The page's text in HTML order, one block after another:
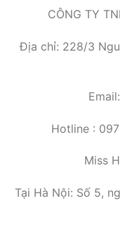
CÔNG TY
Địa chỉ: 228/3
Hotline :
Miss
Tại Hà Nội: Số 5,